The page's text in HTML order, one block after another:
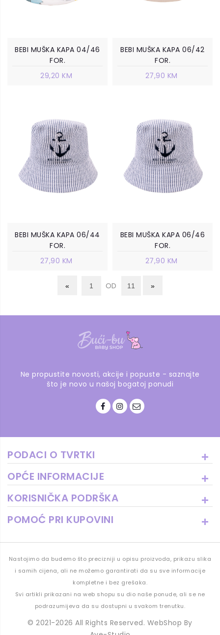
BEBI MUŠKA KAPA 04/46
FOR.
29,20 KM
BEBI MUŠKA KAPA 06/42
FOR.
27,90 KM
BEBI MUŠKA KAPA 06/44
FOR.
27,90 KM
BEBI MUŠKA KAPA 06/46
FOR.
27,90 KM
OD
Ne propustite novosti, akcije i popuste - saznajte
što je novo u našoj bogatoj ponudi
PODACI O TVRTKI
OPĆE INFORMACIJE
KORISNIČKA PODRŠKA
POMOĆ PRI KUPOVINI
Nastojimo da budemo što precizniji u opisu proizvoda, prikazu slika
i samih cijena, ali ne možemo garantirati da su sve informacije
kompletne i bez grešaka.
Svi artikli prikazani na web shopu su dio naše ponude, ali se ne
podrazumijeva da su dostupni u svakom trenutku.
© 2021-2026 All Rights Reserved. WebShop By